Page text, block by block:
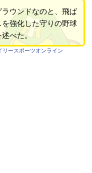
ウンドなのと、飛ば
強化した守りの野球
べた。
リースポーツオンライン